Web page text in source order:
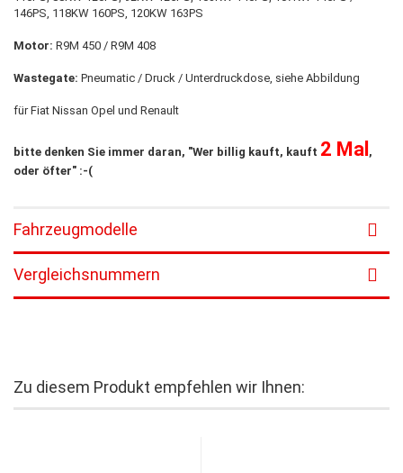
146PS, 118KW 160PS, 120KW 163PS
Motor: R9M 450 / R9M 408
Wastegate: Pneumatic / Druck / Unterdruckdose, siehe Abbildung
für Fiat Nissan Opel und Renault
bitte denken Sie immer daran, "Wer billig kauft, kauft 2 Mal ,
oder öfter" :-(
Fahrzeugmodelle
Vergleichsnummern
Zu diesem Produkt empfehlen wir Ihnen: